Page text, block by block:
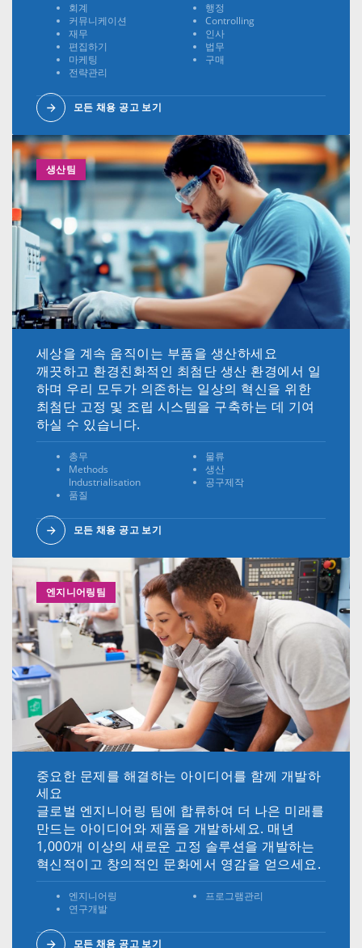
회계
커뮤니케이션
재무
편집하기
마케팅
전략관리
행정
Controlling
인사
법무
구매
모든 채용 공고 보기
생산팀
세상을 계속 움직이는 부품을 생산하세요
깨끗하고 환경친화적인 최첨단 생산 환경에서 일
하며 우리 모두가 의존하는 일상의 혁신을 위한
최첨단 고정 및 조립 시스템을 구축하는 데 기여
하실 수 있습니다.
총무
Methods
Industrialisation
품질
물류
생산
공구제작
모든 채용 공고 보기
엔지니어링팀
중요한 문제를 해결하는 아이디어를 함께 개발하
세요
글로벌 엔지니어링 팀에 합류하여 더 나은 미래를
만드는 아이디어와 제품을 개발하세요. 매년
1,000개 이상의 새로운 고정 솔루션을 개발하는
혁신적이고 창의적인 문화에서 영감을 얻으세요.
엔지니어링
연구개발
프로그램관리
모든 채용 공고 보기